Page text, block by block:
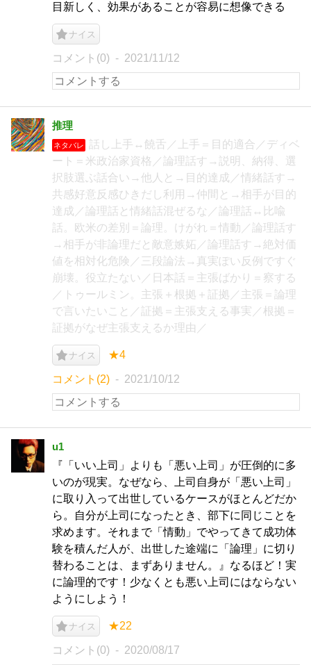
目新しく、効果があることが容易に想像できる
ナイス
コメント(0) 2021/11/12
推理
ネタバレ
話し上手↔饒舌／上手＝目的適合／ディベ
ート＝米政治家資格／論理話す→説明、納得、選
択肢選ぶ話合い→他人と→目的達成／情緒話す→
共感好意反感ひきだし利用→仲間と→相手が目的
達成／論理話と情緒話混ぜるな／論理話↔比喩
話。欧米の差別＝論理。けがれ＝情動／論理話す
→相手が非論理だと敵意嫉妬／論理話す→絶対価
値を相対化危険／三段論法→真実ぽい反例ですぐ
崩壊。役立たない／日本話＝主張ばかり＝察する
／トゥールミン。主張＋根拠＋証拠／主張＝論理
で言いたいこと／証拠＝主張支える事実／根拠＝
証拠がなぜ主張支えるか理由／
ナイス ★4
コメント(2) 2021/10/12
u1
『「いい上司」よりも「悪い上司」が圧倒的に多
いのが現実。なぜなら、上司自身が「悪い上司」
に取り入って出世しているケースがほとんどだか
ら。自分が上司になったとき、部下に同じことを
求めます。それまで「情動」でやってきて成功体
験を積んだ人が、出世した途端に「論理」に切り
替わることは、まずありません。』なるほど！実
に論理的です！少なくとも悪い上司にはならない
ようにしよう！
ナイス ★22
コメント(0) 2020/08/17